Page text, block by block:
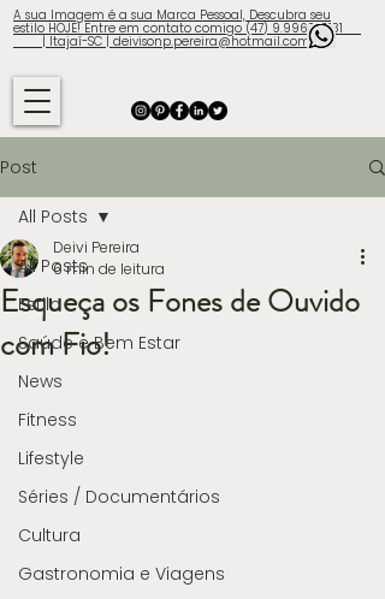
A sua Imagem é a sua Marca Pessoal, Descubra seu
estilo HOJE! Entre em contato comigo (47) 9.9960-3131
| Itajaí-SC | deivisonp.pereira@hotmail.com
Post
All Posts
Estilo
Saúde e Bem Estar
News
Fitness
Lifestyle
Séries / Documentários
Cultura
Gastronomia e Viagens
All Posts
Esqueça os Fones de Ouvido
com Fio!
Deivi Pereira
6 min de leitura